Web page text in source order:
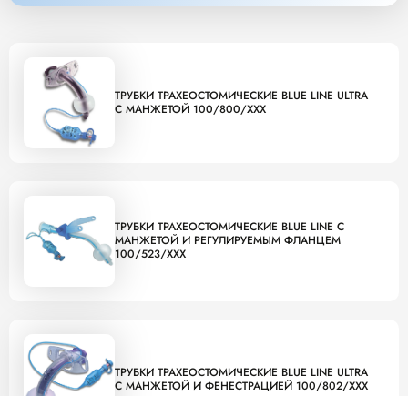
ТРУБКИ ТРАХЕОСТОМИЧЕСКИЕ BLUE LINE ULTRA
С МАНЖЕТОЙ 100/800/XXX
ТРУБКИ ТРАХЕОСТОМИЧЕСКИЕ BLUE LINE С
МАНЖЕТОЙ И РЕГУЛИРУЕМЫМ ФЛАНЦЕМ
100/523/XXX
ТРУБКИ ТРАХЕОСТОМИЧЕСКИЕ BLUE LINE ULTRA
С МАНЖЕТОЙ И ФЕНЕСТРАЦИЕЙ 100/802/XXX